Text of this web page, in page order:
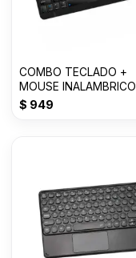
COMBO TECLADO +
MOUSE INALAMBRICO
LEDSTAR LI-T01
$ 949